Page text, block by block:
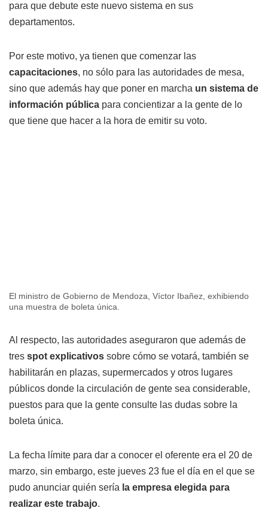
para que debute este nuevo sistema en sus
departamentos.
Por este motivo, ya tienen que comenzar las
capacitaciones, no sólo para las autoridades de mesa,
sino que además hay que poner en marcha un sistema de
información pública para concientizar a la gente de lo
que tiene que hacer a la hora de emitir su voto.
El ministro de Gobierno de Mendoza, Víctor Ibañez, exhibiendo
una muestra de boleta única.
Al respecto, las autoridades aseguraron que además de
tres spot explicativos sobre cómo se votará, también se
habilitarán en plazas, supermercados y otros lugares
públicos donde la circulación de gente sea considerable,
puestos para que la gente consulte las dudas sobre la
boleta única.
La fecha límite para dar a conocer el oferente era el 20 de
marzo, sin embargo, este jueves 23 fue el día en el que se
pudo anunciar quién sería la empresa elegida para
realizar este trabajo.